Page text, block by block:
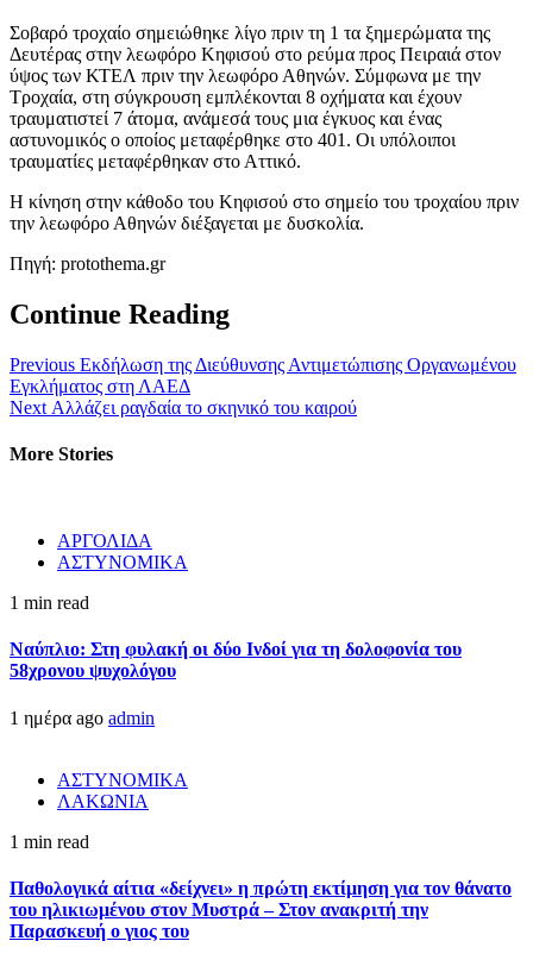
Σοβαρό τροχαίο σημειώθηκε λίγο πριν τη 1 τα ξημερώματα της
Δευτέρας στην λεωφόρο Κηφισού στο ρεύμα προς Πειραιά στον
ύψος των ΚΤΕΛ πριν την λεωφόρο Αθηνών. Σύμφωνα με την
Τροχαία, στη σύγκρουση εμπλέκονται 8 οχήματα και έχουν
τραυματιστεί 7 άτομα, ανάμεσά τους μια έγκυος και ένας
αστυνομικός ο οποίος μεταφέρθηκε στο 401. Οι υπόλοιποι
τραυματίες μεταφέρθηκαν στο Αττικό.
Η κίνηση στην κάθοδο του Κηφισού στο σημείο του τροχαίου πριν
την λεωφόρο Αθηνών διέξαγεται με δυσκολία.
Πηγή: protothema.gr
Continue Reading
Previous Εκδήλωση της Διεύθυνσης Αντιμετώπισης Οργανωμένου
Εγκλήματος στη ΛΑΕΔ
Next Αλλάζει ραγδαία το σκηνικό του καιρού
More Stories
ΑΡΓΟΛΙΔΑ
ΑΣΤΥΝΟΜΙΚΑ
1 min read
Ναύπλιο: Στη φυλακή οι δύο Ινδοί για τη δολοφονία του
58χρονου ψυχολόγου
1 ημέρα ago admin
ΑΣΤΥΝΟΜΙΚΑ
ΛΑΚΩΝΙΑ
1 min read
Παθολογικά αίτια «δείχνει» η πρώτη εκτίμηση για τον θάνατο
του ηλικιωμένου στον Μυστρά – Στον ανακριτή την
Παρασκευή ο γιος του